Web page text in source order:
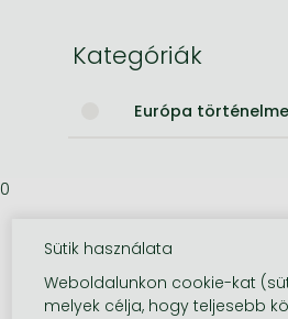
Kategóriák
Európa történelme
0
Sütik használata
Weboldalunkon cookie-kat
melyek célja, hogy teljesebb